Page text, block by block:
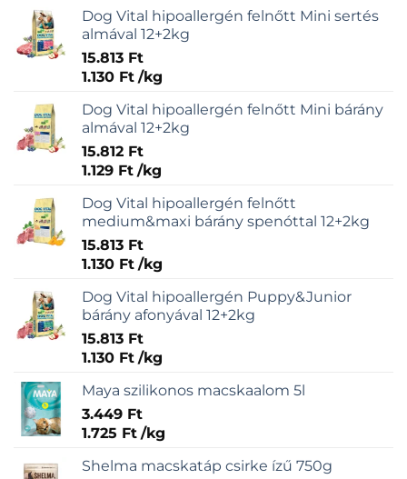
Dog Vital hipoallergén felnőtt Mini sertés
almával 12+2kg
15.813 Ft
1.130 Ft /kg
Dog Vital hipoallergén felnőtt Mini bárány
almával 12+2kg
15.812 Ft
1.129 Ft /kg
Dog Vital hipoallergén felnőtt
medium&maxi bárány spenóttal 12+2kg
15.813 Ft
1.130 Ft /kg
Dog Vital hipoallergén Puppy&Junior
bárány afonyával 12+2kg
15.813 Ft
1.130 Ft /kg
Maya szilikonos macskaalom 5l
3.449 Ft
1.725 Ft /kg
Shelma macskatáp csirke ízű 750g